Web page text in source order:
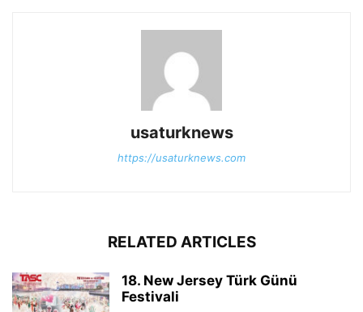
usaturknews
https://usaturknews.com
RELATED ARTICLES
18. New Jersey Türk Günü
Festivali